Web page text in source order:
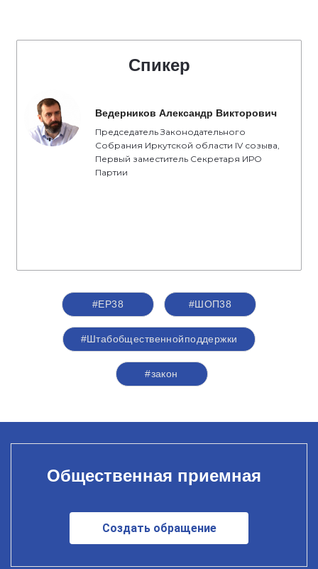
Спикер
Ведерников Александр Викторович
Председатель Законодательного
Собрания Иркутской области IV созыва,
Первый заместитель Секретаря ИРО
Партии
#ЕР38 #ШОП38
#Штабобщественнойподдержки
#закон
Общественная приемная
Создать обращение